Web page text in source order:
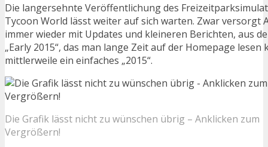
Die langersehnte Veröffentlichung des
Tycoon World lässt weiter auf sich warten. Zwar versorgt
immer wieder mit Updates und kleineren Berichten, aus
„Early 2015“, das man lange Zeit auf der Homepage
mittlerweile ein einfaches „2015“.
Die Grafik lässt nicht zu wünschen übrig – Anklicken zum
Vergrößern!